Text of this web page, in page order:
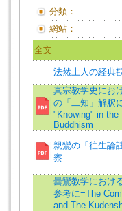
分類：
網站：
全文
法然上人の経典
真宗教学史にお
の「二知」解釈
"Knowing" in the
Buddhism
親鸞の「往生論
察
曇鸞教学におけ
参考に=The
and The